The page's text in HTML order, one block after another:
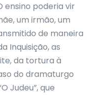
ensino poderia vir
um irmão, um
de maneira
Inquisição, as
da tortura à
do dramaturgo
Judeu”, que